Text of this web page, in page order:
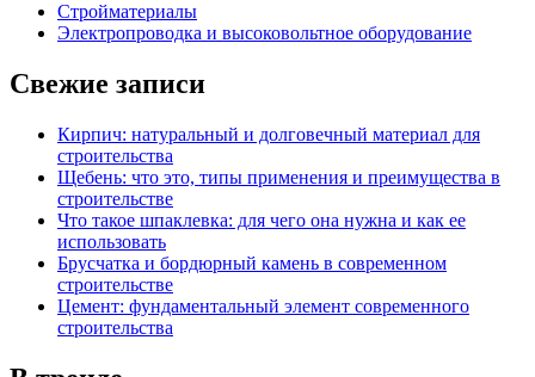
Стройматериалы
Электропроводка и высоковольтное оборудование
Свежие записи
Кирпич: натуральный и долговечный материал для
строительства
Щебень: что это, типы применения и преимущества в
строительстве
Что такое шпаклевка: для чего она нужна и как ее
использовать
Брусчатка и бордюрный камень в современном
строительстве
Цемент: фундаментальный элемент современного
строительства